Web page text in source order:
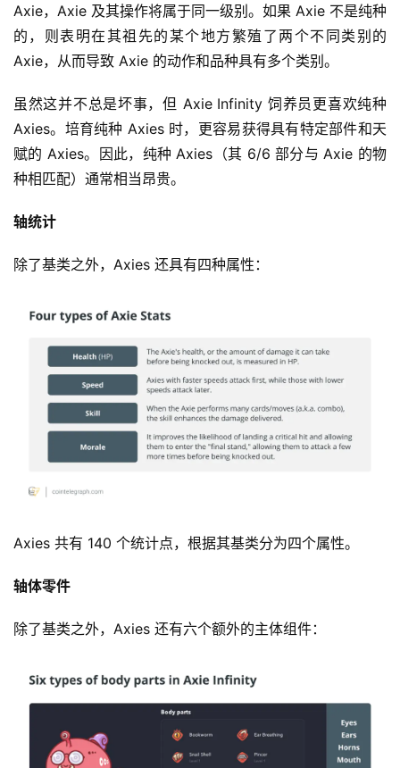
Axie，Axie 及其操作将属于同一级别。如果 Axie 不是纯种
的，则表明在其祖先的某个地方繁殖了两个不同类别的
Axie，从而导致 Axie 的动作和品种具有多个类别。
虽然这并不总是坏事，但 Axie Infinity 饲养员更喜欢纯种
Axies。培育纯种 Axies 时，更容易获得具有特定部件和天
赋的 Axies。因此，纯种 Axies（其 6/6 部分与 Axie 的物
种相匹配）通常相当昂贵。
轴统计
除了基类之外，Axies 还具有四种属性：
Axies 共有 140 个统计点，根据其基类分为四个属性。
轴体零件
除了基类之外，Axies 还有六个额外的主体组件：